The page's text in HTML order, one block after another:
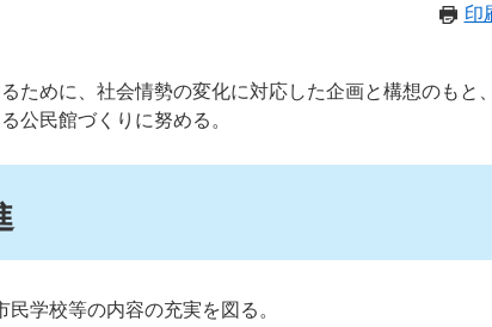
印
ために、社会情勢の変化に対応した企画と構想のもと
公民館づくりに努める。
学校等の内容の充実を図る。